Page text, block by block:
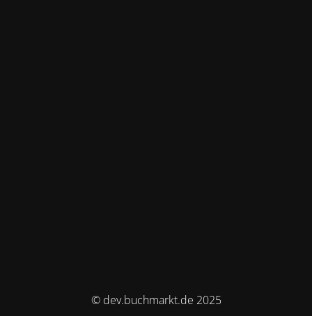
© dev.buchmarkt.de 2025